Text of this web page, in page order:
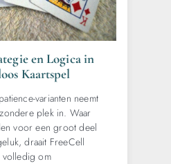
en Logica in
Kaartspel
varianten neemt
plek in. Waar
voor een groot deel
draait FreeCell
volledig om